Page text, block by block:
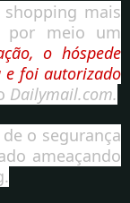
mais
por meio um
o hóspede
foi autorizado
Dailymail.com.
o segurança
ameaçando